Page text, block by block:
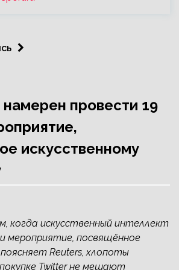
намерен провести 19
искусственному
когда искусственный интеллект
мероприятие, посвящённое
Reuters, хлопоты
Twitter не мешают